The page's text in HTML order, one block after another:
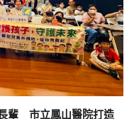
輩 市立鳳山醫院打造